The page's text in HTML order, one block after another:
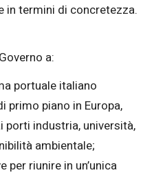
in termini di concretezza.
a:
portuale italiano
piano in Europa,
porti industria, università,
ambientale;
per riunire in un’unica